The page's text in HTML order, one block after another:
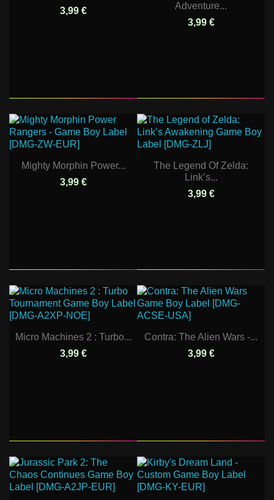
3,99 €
Adventure...
3,99 €
Mighty Morphin Power...
3,99 €
The Legend Of Zelda:
Link’s...
3,99 €
Micro Machines 2 : Turbo...
3,99 €
Contra: The Alien Wars -...
3,99 €